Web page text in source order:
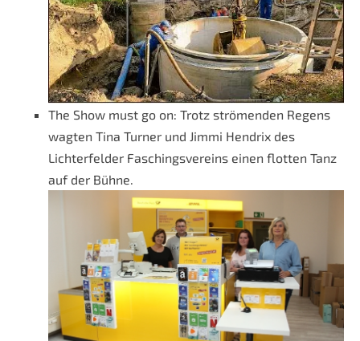
The Show must go on: Trotz strömenden Regens
wagten Tina Turner und Jimmi Hendrix des
Lichterfelder Faschingsvereins einen flotten Tanz
auf der Bühne.